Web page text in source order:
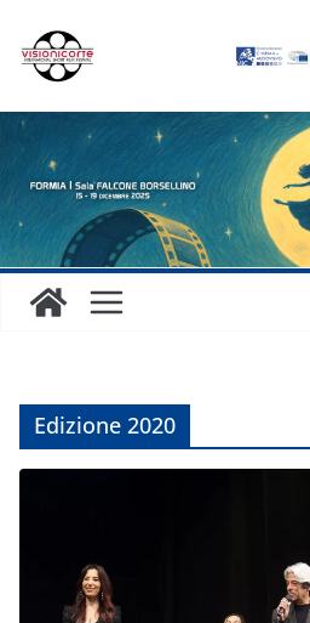
contenuto
Edizione 2020